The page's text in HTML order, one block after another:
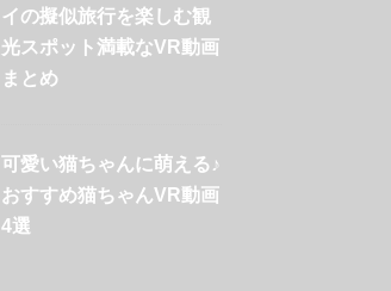
イの擬似旅行を楽しむ観
光スポット満載なVR動画
まとめ
可愛い猫ちゃんに萌える♪
おすすめ猫ちゃんVR動画
4選